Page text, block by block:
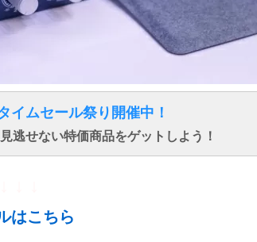
イムセール祭り開催中！
逃せない特価商品をゲットしよう！
はこちら